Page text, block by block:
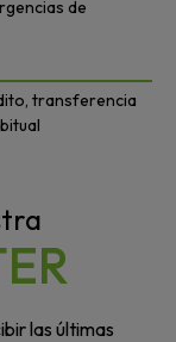
de
transferencia
las últimas